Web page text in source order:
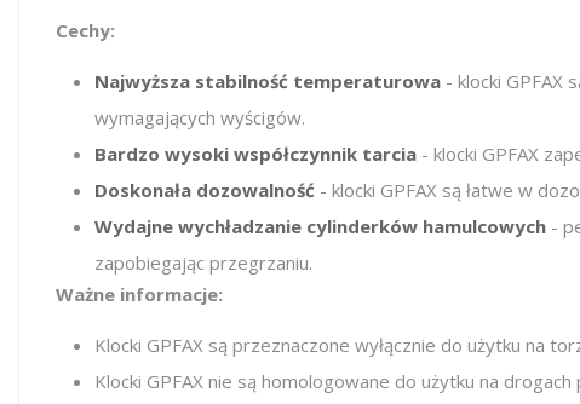
Cechy:
Najwyższa stabilność temperaturowa - klocki GPFAX
wymagających wyścigów.
Bardzo wysoki współczynnik tarcia - klocki GPFAX
Doskonała dozowalność - klocki GPFAX są łatwe w
Wydajne wychładzanie cylinderków hamulcowych -
zapobiegając przegrzaniu.
Ważne informacje:
Klocki GPFAX są przeznaczone wyłącznie do użytku na
Klocki GPFAX nie są homologowane do użytku na drogach